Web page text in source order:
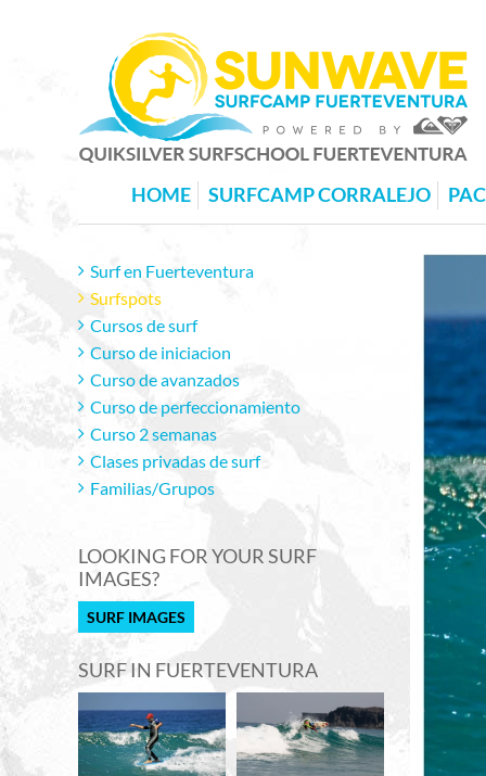
HOME SURFCAMP CORRALEJO
Surf en Fuerteventura
Surfspots
Cursos de surf
Curso de iniciacion
Curso de avanzados
Curso de perfeccionamiento
Curso 2 semanas
Clases privadas de surf
Familias/Grupos
LOOKING FOR YOUR SURF
IMAGES?
SURF IMAGES
SURF IN FUERTEVENTURA